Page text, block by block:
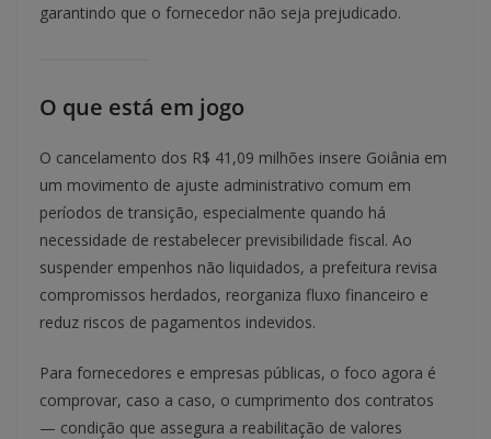
garantindo que o fornecedor não seja prejudicado.
O que está em jogo
O cancelamento dos R$ 41,09 milhões insere Goiânia em
um movimento de ajuste administrativo comum em
períodos de transição, especialmente quando há
necessidade de restabelecer previsibilidade fiscal. Ao
suspender empenhos não liquidados, a prefeitura revisa
compromissos herdados, reorganiza fluxo financeiro e
reduz riscos de pagamentos indevidos.
Para fornecedores e empresas públicas, o foco agora é
comprovar, caso a caso, o cumprimento dos contratos
— condição que assegura a reabilitação de valores